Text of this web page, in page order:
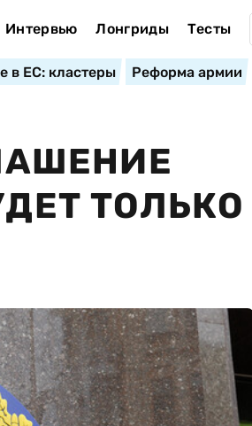
Интервью Лонгриды Тесты
в ЕС: кластеры Реформа армии
ТОЛЬКО